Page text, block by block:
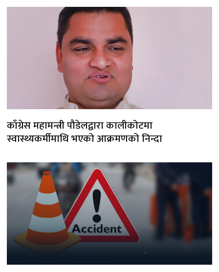
काँग्रेस महामन्त्री पौडेलद्वारा कालीकोटमा
स्वास्थ्यकर्मीमाथि भएको आक्रमणको निन्दा